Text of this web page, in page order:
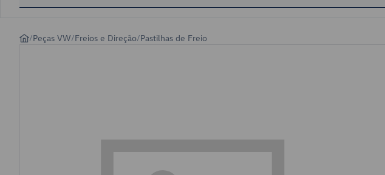
/Peças VW/Freios e Direção/Pastilhas de Freio